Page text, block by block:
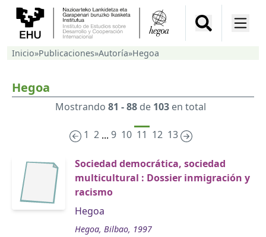
Inicio»Publicaciones»Autoría»Hegoa
Hegoa
Mostrando 81 - 88 de 103 en total
1 2 ... 9 10 11 12 13
Sociedad democrática, sociedad
multicultural : Dossier inmigración y
racismo
Hegoa
Hegoa, Bilbao, 1997